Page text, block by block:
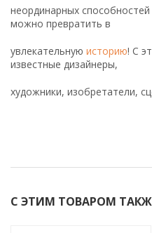
неординарных
можно превратить в
увлекательную историю! С
известные дизайнеры,
художники, изобретатели,
С ЭТИМ ТОВАРОМ